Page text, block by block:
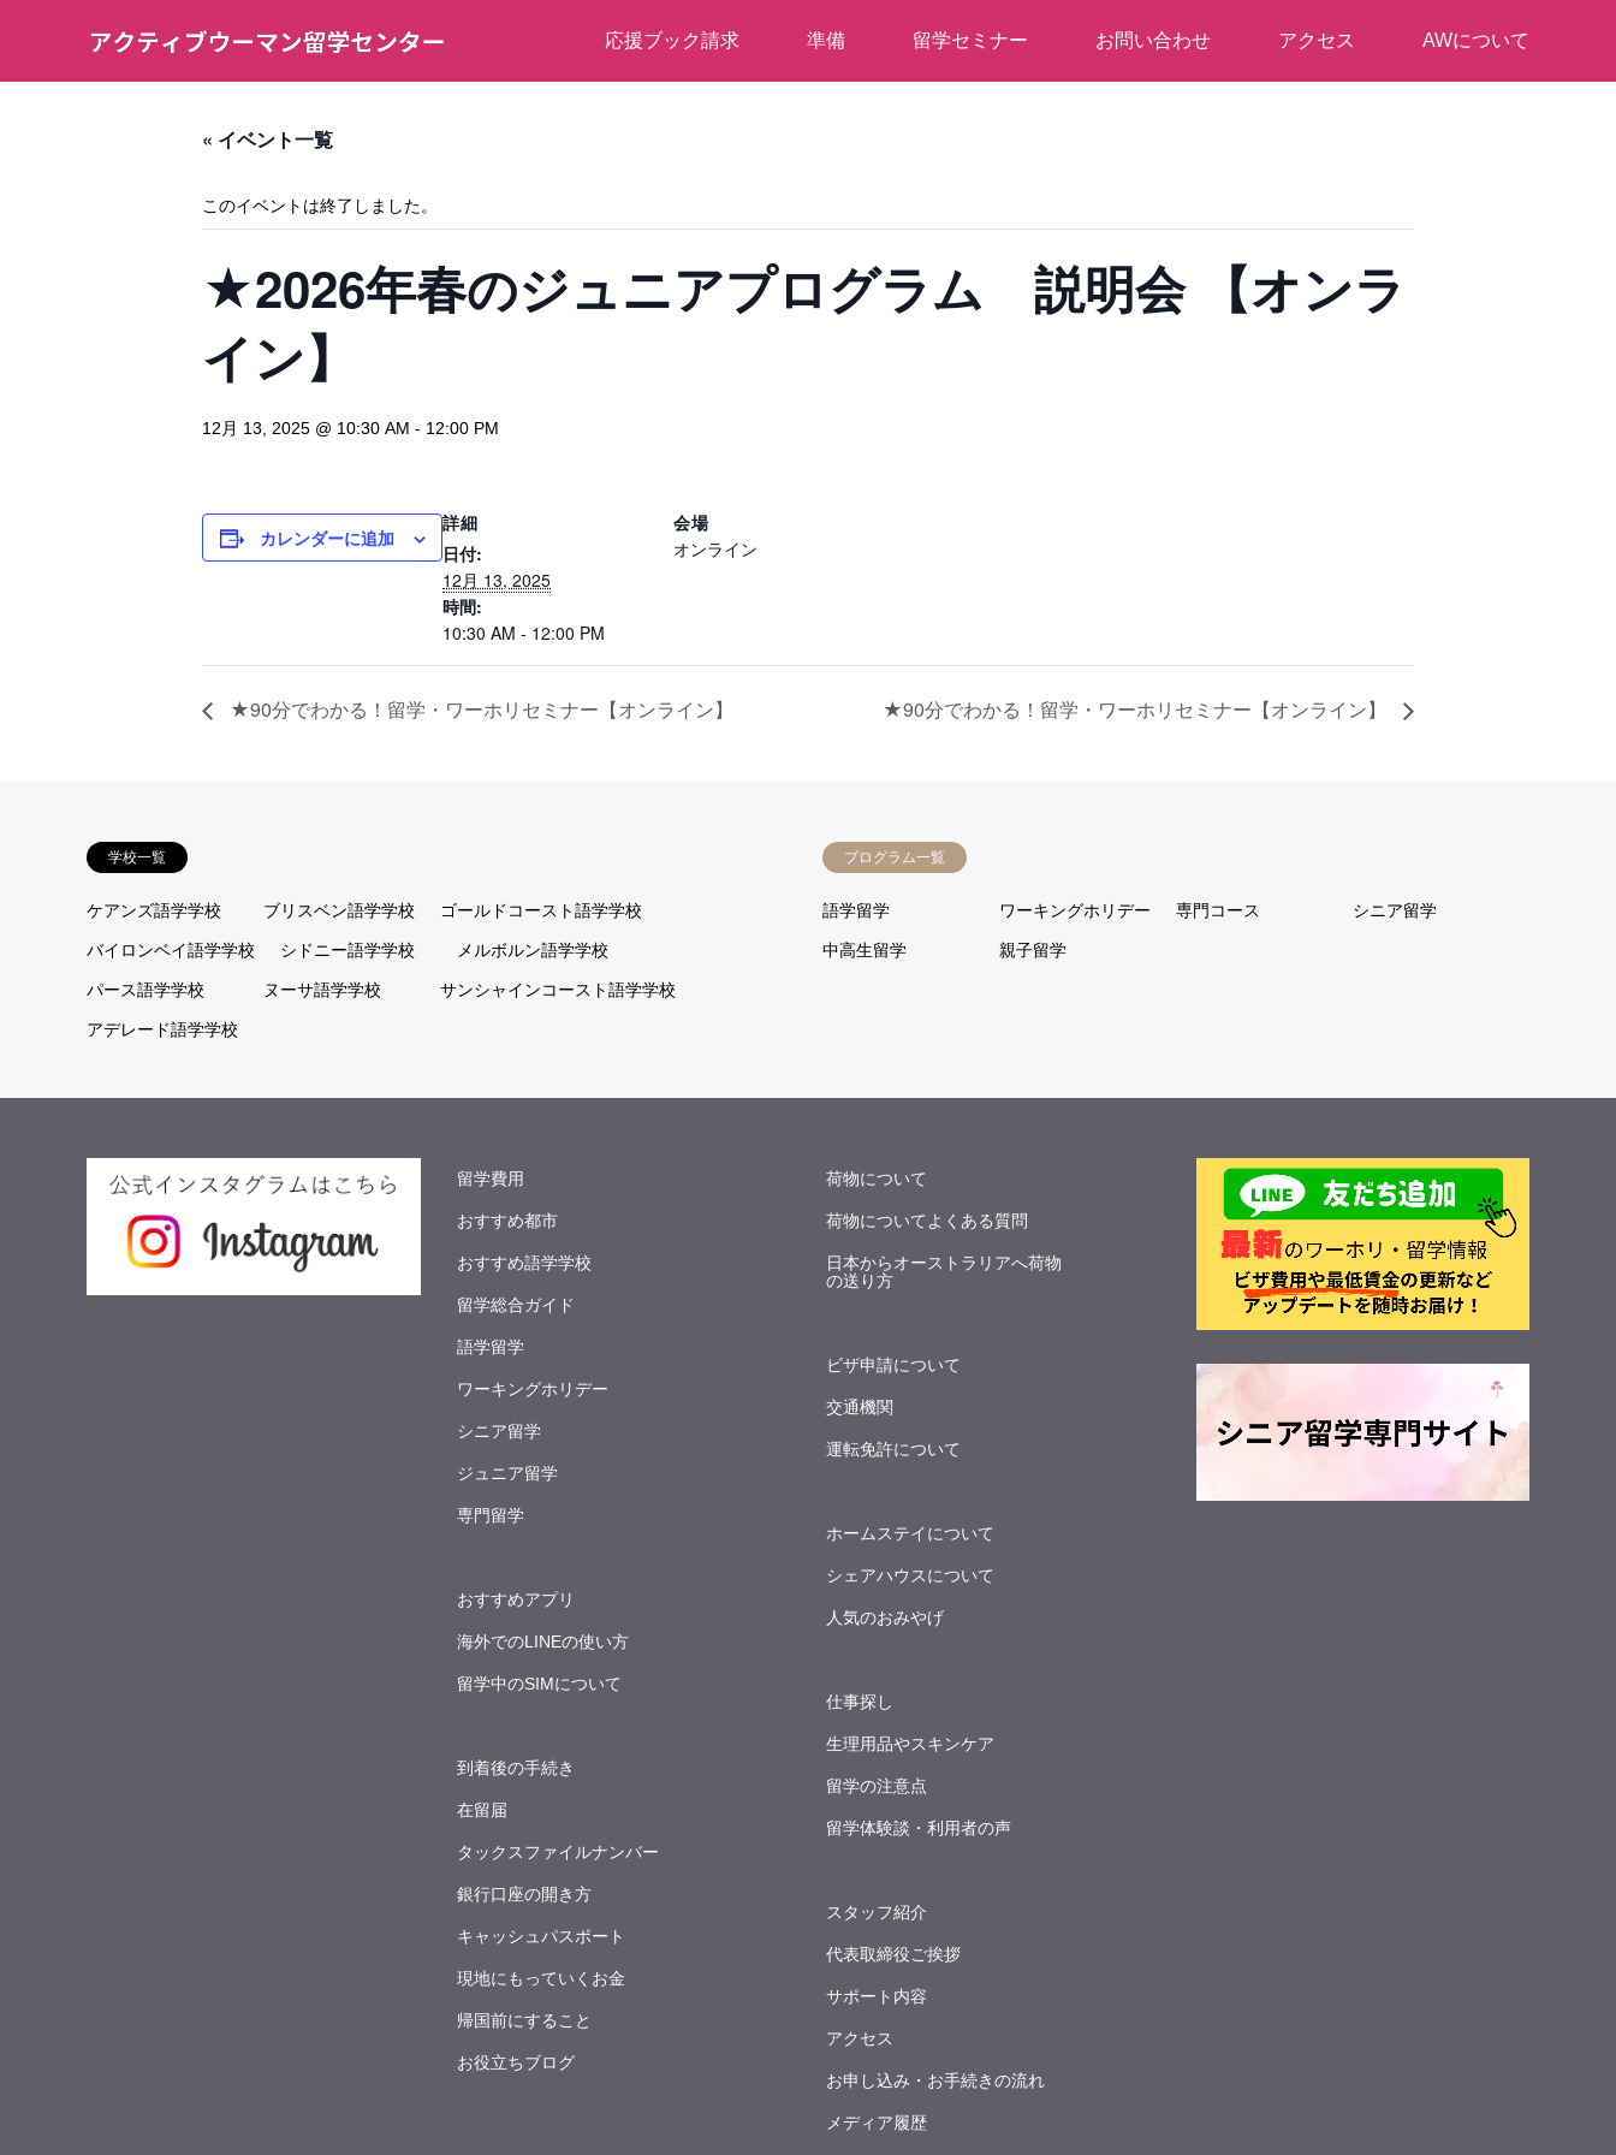
応援ブック請求 準備 留学セミナー お問い合わせ アクセス AWについて
« イベント一覧
このイベントは終了しました。
★2026年春のジュニアプログラム 説明会 【オンラ
イン】
12月 13, 2025 @ 10:30 AM - 12:00 PM
カレンダーに追加
詳細
日付:
12月 13, 2025
時間:
10:30 AM - 12:00 PM
会場
オンライン
★90分でわかる！留学・ワーホリセミナー【オンライン】 ★90分でわかる！留学・ワーホリセミナー【オンライン】
学校一覧
ケアンズ語学学校 ブリスベン語学学校 ゴールドコースト語学学校
バイロンベイ語学学校 シドニー語学学校 メルボルン語学学校
パース語学学校 ヌーサ語学学校 サンシャインコースト語学学校
アデレード語学学校
プログラム一覧
語学留学 ワーキングホリデー 専門コース シニア留学
中高生留学 親子留学
留学費用
おすすめ都市
おすすめ語学学校
留学総合ガイド
語学留学
ワーキングホリデー
シニア留学
ジュニア留学
専門留学
おすすめアプリ
海外でのLINEの使い方
留学中のSIMについて
到着後の手続き
在留届
タックスファイルナンバー
銀行口座の開き方
キャッシュパスポート
現地にもっていくお金
帰国前にすること
お役立ちブログ
荷物について
荷物についてよくある質問
日本からオーストラリアへ荷物
の送り方
ビザ申請について
交通機関
運転免許について
ホームステイについて
シェアハウスについて
人気のおみやげ
仕事探し
生理用品やスキンケア
留学の注意点
留学体験談・利用者の声
スタッフ紹介
代表取締役ご挨拶
サポート内容
アクセス
お申し込み・お手続きの流れ
メディア履歴